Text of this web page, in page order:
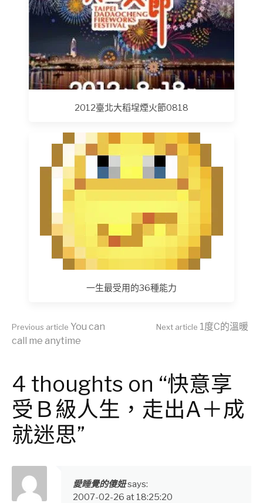
2012臺北大稻埕煙火節0818
一生最受用的36種能力
Continue
Reading
Previous article You can
call me anytime
Next article 1度C的溫暖
4 thoughts on “快意享
受Ｂ級人生，走出A＋成
就迷思”
愛睡覺的傻妞says:
2007-02-26 at 18:25:20